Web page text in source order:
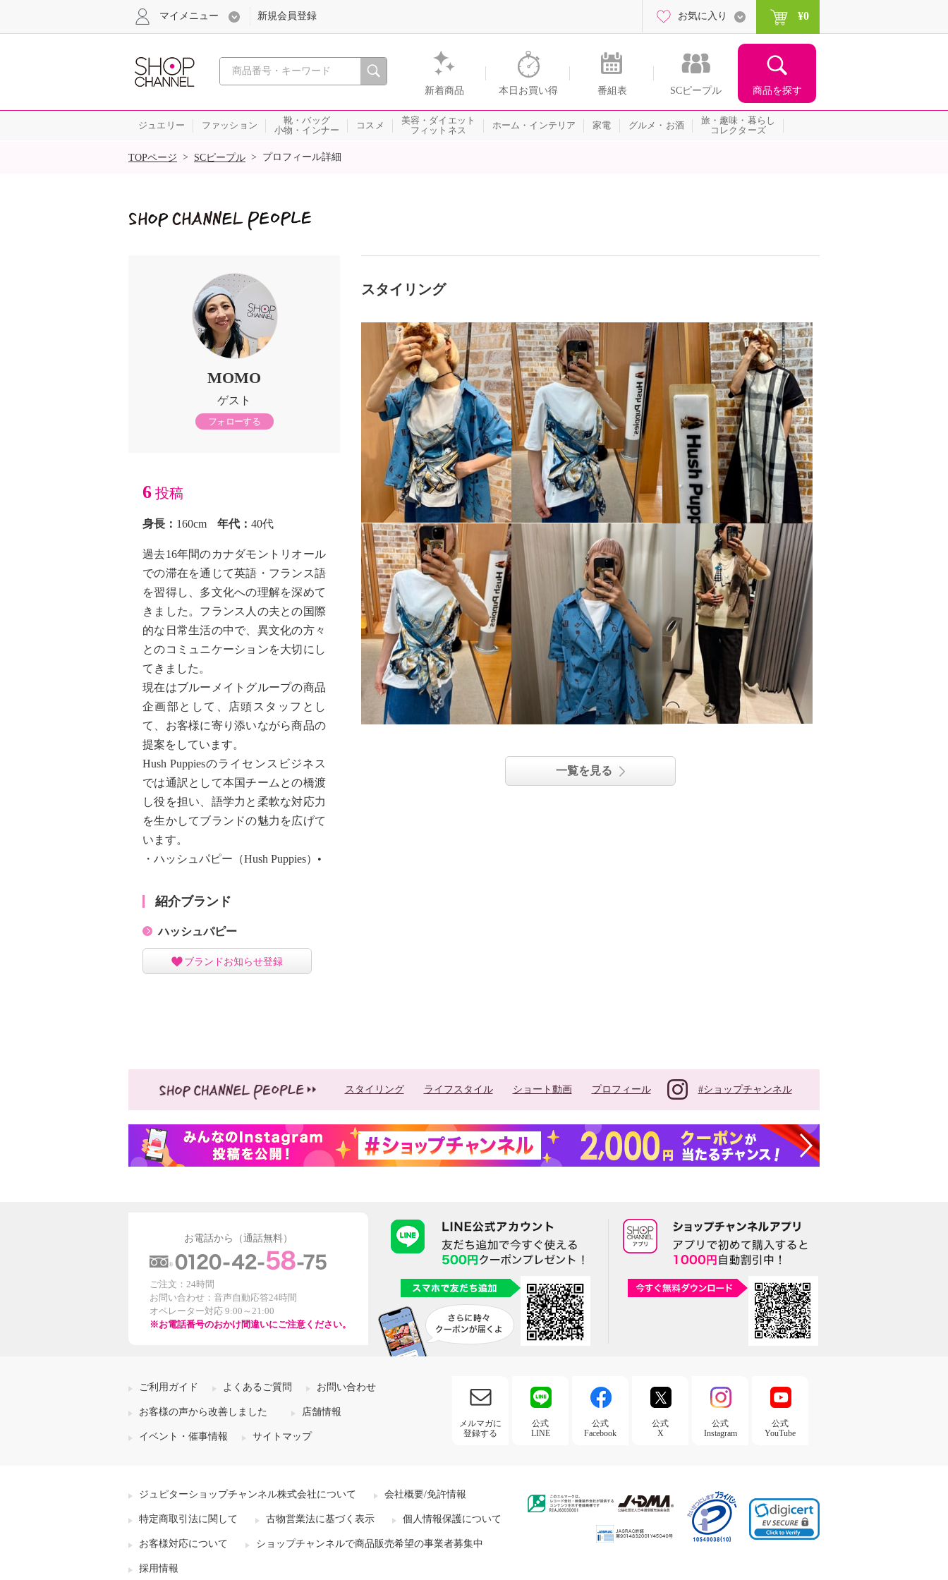
心おどる、瞬間を。通販・テレビショッピングのショップチャンネル
新着商品 本日お買い得 番組表 SCピープル 商品を探す
マイメニュー 新規会員登録 お気に入り ¥0
ジュエリー ファッション
靴・バッグ
小物・インナー
コスメ
美容・ダイエット
フィットネス
ホーム・インテリア 家電 グルメ・お酒
旅・趣味・暮らし
コレクターズ
SALE
TOPページ > SCピープル > プロフィール詳細
MOMO
ゲスト
フォローする
6 投稿
身長： 160cm 年代： 40代
過去16年間のカナダモントリオール
での滞在を通じて英語・フランス語
を習得し、多文化への理解を深めて
きました。フランス人の夫との国際
的な日常生活の中で、異文化の方々
とのコミュニケーションを大切にし
てきました。
現在はブルーメイトグループの商品
企画部として、店頭スタッフとし
て、お客様に寄り添いながら商品の
提案をしています。
Hush Puppiesのライセンスビジネス
では通訳として本国チームとの橋渡
し役を担い、語学力と柔軟な対応力
を生かしてブランドの魅力を広げて
います。
・ハッシュパピー（Hush Puppies）•
紹介ブランド
ハッシュパピー
ブランドお知らせ登録
スタイリング
一覧を見る
スタイリング ライフスタイル ショート動画 プロフィール #ショップチャンネル
お電話から（通話無料）
ご注文：24時間
お問い合わせ：音声自動応答24時間
オペレーター対応 9:00～21:00
※お電話番号のおかけ間違いにご注意ください。
ご利用ガイド よくあるご質問 お問い合わせ
お客様の声から改善しました 店舗情報
イベント・催事情報 サイトマップ
メルマガに
登録する
公式
LINE
公式
Facebook
公式
X
公式
Instagram
公式
YouTube
ジュピターショップチャンネル株式会社について 会社概要/免許情報
特定商取引法に関して 古物営業法に基づく表示 個人情報保護について
お客様対応について ショップチャンネルで商品販売希望の事業者募集中
採用情報